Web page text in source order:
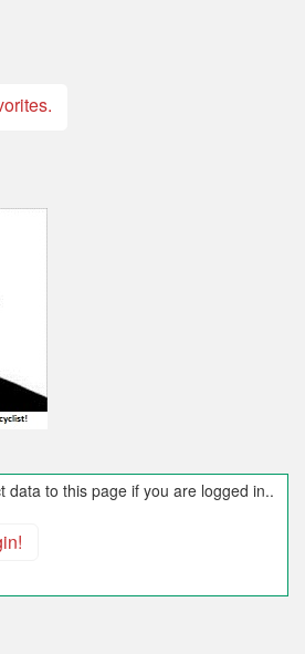
data to this page if you are logged in..